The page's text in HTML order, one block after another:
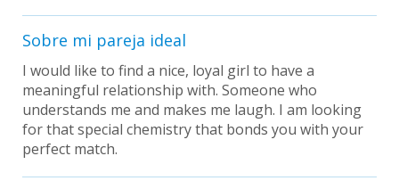
Sobre mi pareja ideal
I would like to find a nice, loyal girl to have a
meaningful relationship with. Someone who
understands me and makes me laugh. I am looking
for that special chemistry that bonds you with your
perfect match.